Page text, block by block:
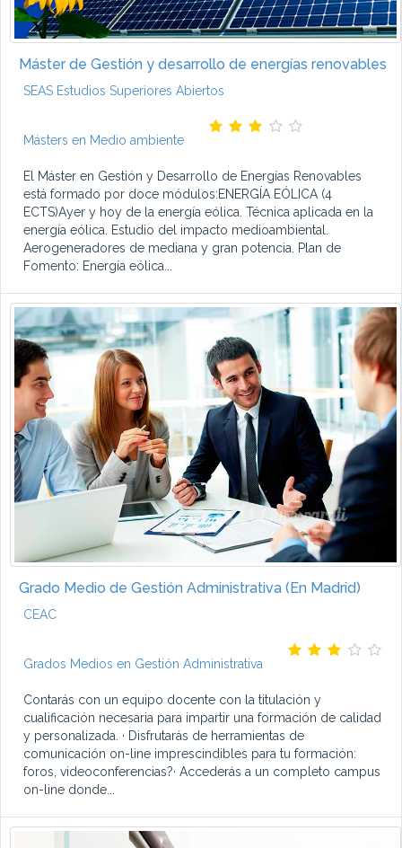
Máster de Gestión y desarrollo de energías renovables
SEAS Estudios Superiores Abiertos
Másters en Medio ambiente
El Máster en Gestión y Desarrollo de Energías Renovables
está formado por doce módulos:ENERGÍA EÓLICA (4
ECTS)Ayer y hoy de la energía eólica. Técnica aplicada en la
energía eólica. Estudio del impacto medioambiental.
Aerogeneradores de mediana y gran potencia. Plan de
Fomento: Energía eólica...
Grado Medio de Gestión Administrativa (En Madrid)
CEAC
Grados Medios en Gestión Administrativa
Contarás con un equipo docente con la titulación y
cualificación necesaria para impartir una formación de calidad
y personalizada. · Disfrutarás de herramientas de
comunicación on-line imprescindibles para tu formación:
foros, videoconferencias?· Accederás a un completo campus
on-line donde...